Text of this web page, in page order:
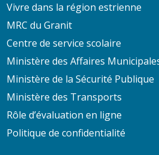
Vivre dans la région estrienne
MRC du Granit
Centre de service scolaire
Ministère des Affaires
Ministère de la Sécurité Publique
Ministère des Transports
Rôle d’évaluation en ligne
Politique de confidentialité